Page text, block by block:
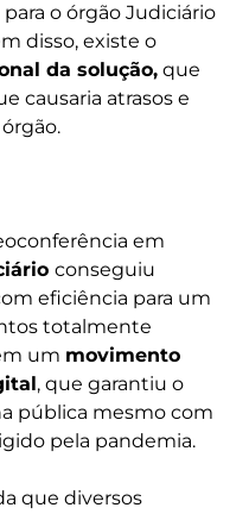
o órgão Judiciário
disso, existe o
da solução, que
causaria atrasos e
em
conseguiu
eficiência para um
totalmente
um movimento
, que garantiu o
pública mesmo com
pela pandemia.
que diversos